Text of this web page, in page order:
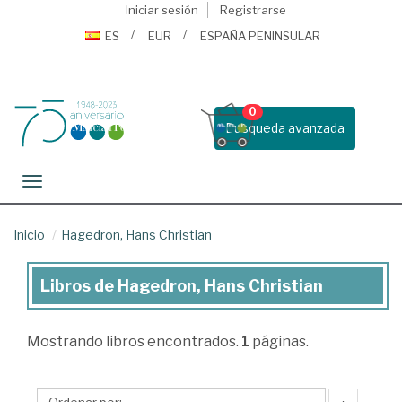
Iniciar sesión
Registrarse
ES
EUR ESPAÑA PENINSULAR
Busqueda avanzada
0
Toggle navigation
Inicio Hagedron, Hans Christian
Libros
Hagedron,
Libros de Hagedron, Hans Christian
Mostrando libros encontrados. 1 páginas.